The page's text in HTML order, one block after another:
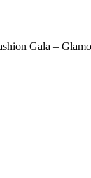
Gala –